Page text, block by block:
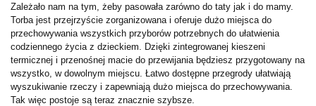
Zależało nam na tym, żeby pasowała zarówno do taty jak i do mamy.
Torba jest przejrzyście zorganizowana i oferuje dużo miejsca do
przechowywania wszystkich przyborów potrzebnych do ułatwienia
codziennego życia z dzieckiem. Dzięki zintegrowanej kieszeni
termicznej i przenośnej macie do przewijania będziesz przygotowany na
wszystko, w dowolnym miejscu. Łatwo dostępne przegrody ułatwiają
wyszukiwanie rzeczy i zapewniają dużo miejsca do przechowywania.
Tak więc postoje są teraz znacznie szybsze.